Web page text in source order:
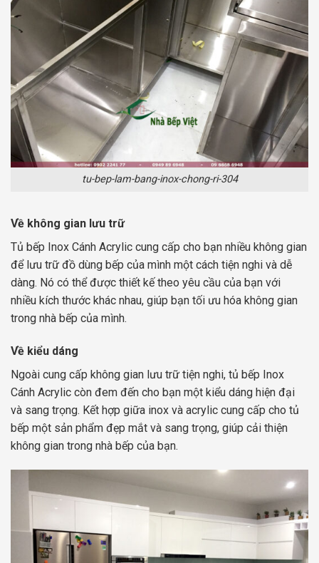
tu-bep-lam-bang-inox-chong-ri-304
Về không gian lưu trữ
Tủ bếp Inox Cánh Acrylic cung cấp cho bạn nhiều không gian
để lưu trữ đồ dùng bếp của mình một cách tiện nghi và dễ
dàng. Nó có thể được thiết kế theo yêu cầu của bạn với
nhiều kích thước khác nhau, giúp bạn tối ưu hóa không gian
trong nhà bếp của mình.
Về kiểu dáng
Ngoài cung cấp không gian lưu trữ tiện nghi, tủ bếp Inox
Cánh Acrylic còn đem đến cho bạn một kiểu dáng hiện đại
và sang trọng. Kết hợp giữa inox và acrylic cung cấp cho tủ
bếp một sản phẩm đẹp mắt và sang trọng, giúp cải thiện
không gian trong nhà bếp của bạn.